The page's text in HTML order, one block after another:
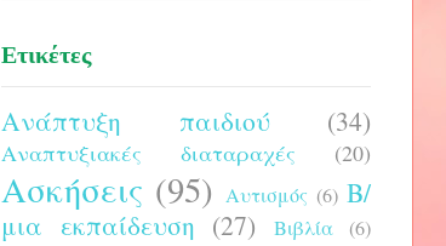
Ετικέτες
Ανάπτυξη παιδιού
(34)
Αναπτυξιακές διαταραχές (20)
Ασκήσεις (95) Αυτισμός (6) Β/
μια εκπαίδευση (27) Βιβλία (6)